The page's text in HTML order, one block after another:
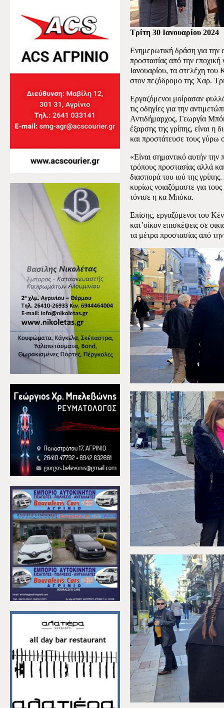
Τρίτη 30 Ιανουαρίου 2024
Ενημερωτική δράση για την
προστασίας από την
Ιανουαρίου, τα στελέχη
στον πεζόδρομο της Χαρ.
Εργαζόμενοι μοίρασαν
τις οδηγίες για την
Αντιδήμαρχος, Γεωργία
έξαρσης της γρίπης, είναι
και προστάτευσε τους γύρω
«Είναι σημαντικό αυτήν
τρόπους προστασίας αλλά
διασπορά του ιού της
κυρίως νοιαζόμαστε για
τόνισε η κα Μπόκα.
Επίσης, εργαζόμενοι του
κατ’οίκον επισκέψεις σε
τα μέτρα προστασίας από